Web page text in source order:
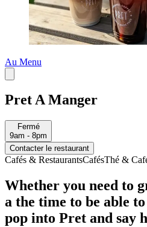
Au Menu
Pret A Manger
Fermé
9am - 8pm
Contacter le restaurant
Cafés & RestaurantsCafésThé &
Whether you need to
a the time to be able
pop into Pret and say